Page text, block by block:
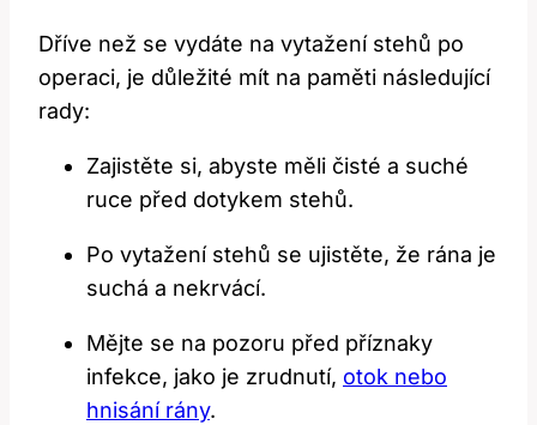
Dříve než se vydáte na vytažení ‍stehů po
operaci, je důležité ⁢mít na​ paměti následující
rady:
Zajistěte si, abyste ‌měli čisté​ a suché
ruce ⁣před dotykem stehů.
Po⁤ vytažení ⁢stehů se ujistěte,⁢ že ​rána⁣ je
suchá a nekrvácí.
Mějte se na pozoru před příznaky‍
infekce, jako⁣ je zrudnutí,⁣ otok nebo
hnisání rány.